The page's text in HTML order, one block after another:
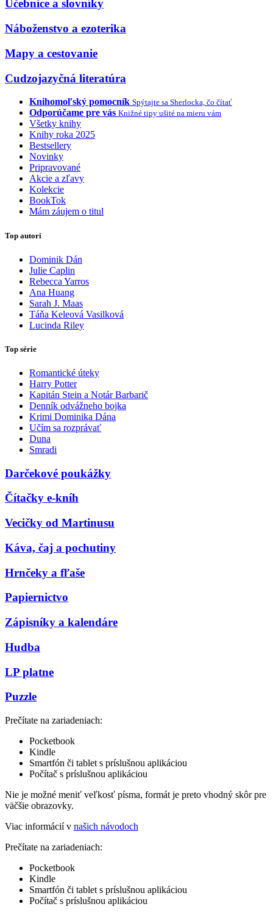
Učebnice a slovníky
Náboženstvo a ezoterika
Mapy a cestovanie
Cudzojazyčná literatúra
Knihomoľský pomocník Spýtajte sa Sherlocka, čo čítať
Odporúčame pre vás Knižné tipy ušité na mieru vám
Všetky knihy
Knihy roka 2025
Bestsellery
Novinky
Pripravované
Akcie a zľavy
Kolekcie
BookTok
Mám záujem o titul
Top autori
Dominik Dán
Julie Caplin
Rebecca Yarros
Ana Huang
Sarah J. Maas
Táňa Keleová Vasilková
Lucinda Riley
Top série
Romantické úteky
Harry Potter
Kapitán Stein a Notár Barbarič
Denník odvážneho bojka
Krimi Dominika Dána
Učím sa rozprávať
Duna
Smradi
Darčekové poukážky
Čítačky e-kníh
Vecičky od Martinusu
Káva, čaj a pochutiny
Hrnčeky a fľaše
Papiernictvo
Zápisníky a kalendáre
Hudba
LP platne
Puzzle
Prečítate na zariadeniach:
Pocketbook
Kindle
Smartfón či tablet s príslušnou aplikáciou
Počítač s príslušnou aplikáciou
Nie je možné meniť veľkosť písma, formát je preto vhodný skôr pre
väčšie obrazovky.
Viac informácií v našich návodoch
Prečítate na zariadeniach:
Pocketbook
Kindle
Smartfón či tablet s príslušnou aplikáciou
Počítač s príslušnou aplikáciou